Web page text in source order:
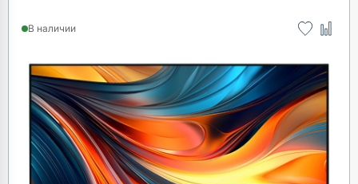
В наличии